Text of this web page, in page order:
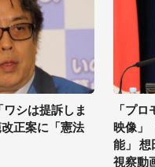
シは提訴しま
正案に「憲法
「プ
映像」
能」 想
視察動